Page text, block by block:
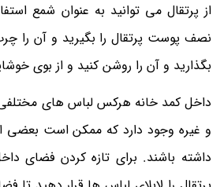
از پرتقال می توانید به عنوان شمع
نصف پوست پرتقال را بگیرید و آن را
بگذارید و آن را روشن کنید و از بوی
داخل کمد خانه هرکس لباس های مختلفی
و غیره وجود دارد که ممکن است بعضی
داشته باشند. برای تازه کردن فضای